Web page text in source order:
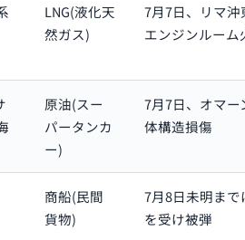
LNG(液化天
然ガス)
7月7日、リマ沖
エンジンルーム
原油(スー
パータンカ
ー)
7月7日、オマ
体構造損傷
商船(民間
貨物)
7月8日未明まで
を受け被弾